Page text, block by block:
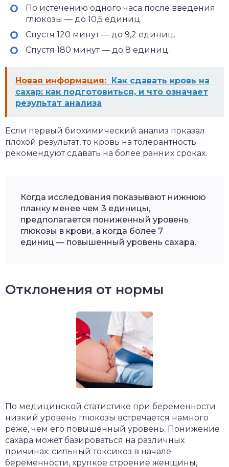
По истечению одного часа после введения
глюкозы — до 10,5 единиц.
Спустя 120 минут — до 9,2 единиц.
Спустя 180 минут — до 8 единиц.
Новая информация: Как сдавать кровь на
сахар: как подготовиться, и что означает
результат анализа
Если первый биохимический анализ показал
плохой результат, то кровь на толерантность
рекомендуют сдавать на более ранних сроках.
Когда исследования показывают нижнюю
планку менее чем 3 единицы,
предполагается пониженный уровень
глюкозы в крови, а когда более 7
единиц — повышенный уровень сахара.
Отклонения от нормы
По медицинской статистике при беременности
низкий уровень глюкозы встречается намного
реже, чем его повышенный уровень. Понижение
сахара может базироваться на различных
причинах: сильный токсикоз в начале
беременности, хрупкое строение женщины,